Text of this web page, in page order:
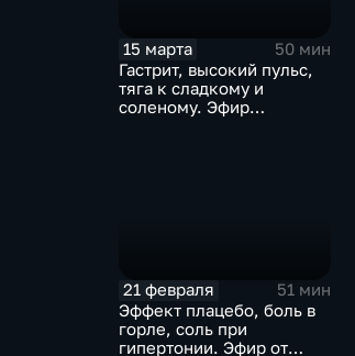
15 марта
50 мин
Гастрит, высокий пульс,
тяга к сладкому и
соленому. Эфир
21 февраля
51 мин
Эффект плацебо, боль в
горле, соль при
гипертонии. Эфир от